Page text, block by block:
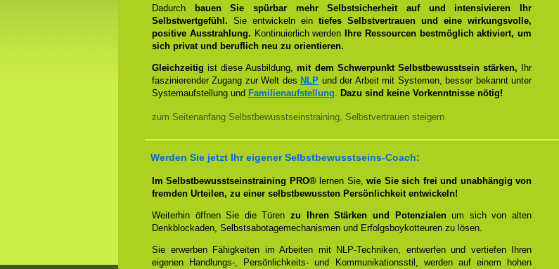
Dadurch
bauen Sie spürbar mehr Selbstsicherheit auf und intensivieren Ihr
Selbstwertgefühl. Sie entwickeln ein tiefes Selbstvertrauen und eine wirkungsvolle,
positive Ausstrahlung. Kontinuierlich werden
Ihre Ressourcen bestmöglich aktiviert, um
sich privat und beruflich neu zu orientieren.
Gleichzeitigist diese Ausbildung, mit dem Schwerpunkt Selbstbewusstsein stärken, Ihr
faszinierender Zugang zur Welt des NLP und der Arbeit mit Systemen, besser bekannt unter
Systemaufstellung und Familienaufstellung. Dazu sind keine Vorkenntnisse nötig!
zum Seitenanfang Selbstbewusstseinstraining, Selbstvertrauen steigern
Werden Sie jetzt Ihr eigener Selbstbewusstseins-Coach:
Im Selbstbewusstseinstraining PRO® lernen Sie,wie Sie sich frei und unabhängig von
fremden Urteilen, zu einer selbstbewussten Persönlichkeit entwickeln!
Weiterhin öffnen Sie die Türenzu Ihren Stärken und Potenzialenum sich von alten
Denkblockaden, Selbstsabotagemechanismen und Erfolgsboykotteuren zu lösen.
Sie erwerben Fähigkeiten im Arbeiten mit NLP-Techniken, entwerfen und vertiefen Ihren
eigenen Handlungs-, Persönlichkeits- und Kommunikationsstil, werden auf einem hohen